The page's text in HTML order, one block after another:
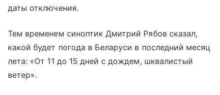
даты отключения.
Тем временем синоптик Дмитрий Рябов сказал,
какой будет погода в Беларуси в последний месяц
лета: «От 11 до 15 дней с дождем, шквалистый
ветер».